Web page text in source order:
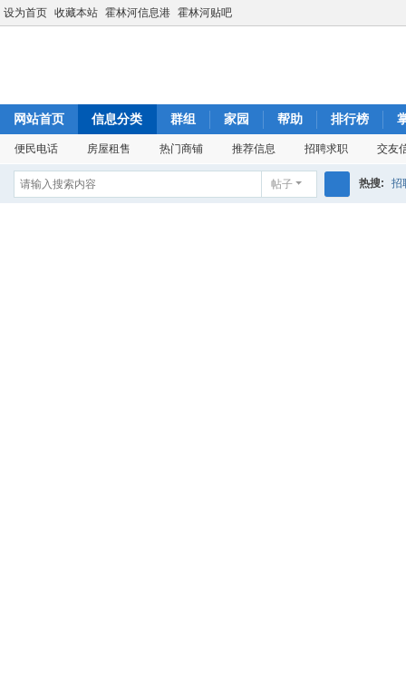
设为首页 收藏本站 霍林河信息港 霍林河贴吧
网站首页 信息分类 群组 家园 帮助 排行榜
便民电话 房屋租售 热门商铺 推荐信息 招聘求职 交友
帖子 热搜: 招